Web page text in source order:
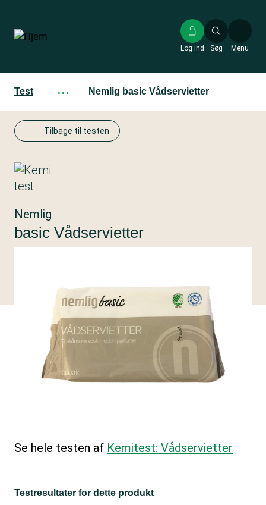
hovedindhold
Søg
Log ind Menu
Test ··· Nemlig basic Vådservietter
Tilbage til testen
Nemlig
basic Vådservietter
Se hele testen af Kemitest: Vådservietter
Testresultater for dette produkt